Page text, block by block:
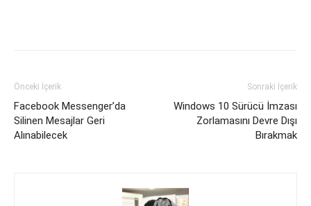
Önceki İçerik
Facebook Messenger’da
Silinen Mesajlar Geri
Alınabilecek
Sonraki İçerik
Windows 10 Sürücü İmzası
Zorlamasını Devre Dışı
Bırakmak